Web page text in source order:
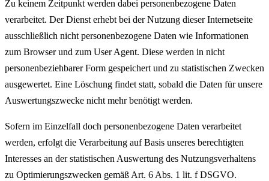
Zu keinem Zeitpunkt werden dabei personenbezogene Daten
verarbeitet. Der Dienst erhebt bei der Nutzung dieser Internetseite
ausschließlich nicht personenbezogene Daten wie Informationen
zum Browser und zum User Agent. Diese werden in nicht
personenbeziehbarer Form gespeichert und zu statistischen Zwecken
ausgewertet. Eine Löschung findet statt, sobald die Daten für unsere
Auswertungszwecke nicht mehr benötigt werden.
Sofern im Einzelfall doch personenbezogene Daten verarbeitet
werden, erfolgt die Verarbeitung auf Basis unseres berechtigten
Interesses an der statistischen Auswertung des Nutzungsverhaltens
zu Optimierungszwecken gemäß Art. 6 Abs. 1 lit. f DSGVO.